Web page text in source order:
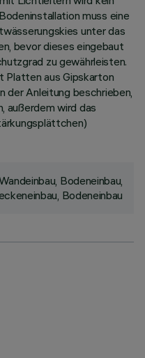
muss eine
unter das
bevor dieses eingebaut
zu gewährleisten.
Platten aus Gipskarton
der Anleitung beschrieben,
außerdem wird das
Bodeneinbau,
Bodeneinbau